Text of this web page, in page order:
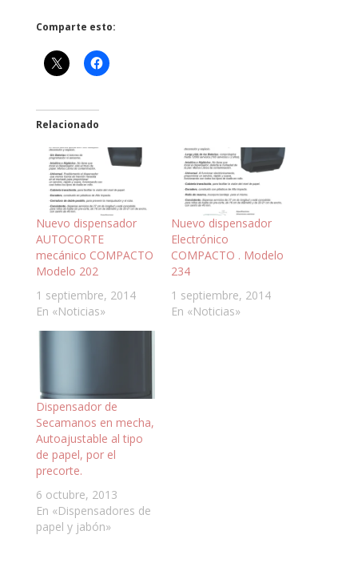
Comparte esto:
Relacionado
Nuevo dispensador
AUTOCORTE
mecánico COMPACTO
Modelo 202
1 septiembre, 2014
En «Noticias»
Nuevo dispensador
Electrónico
COMPACTO . Modelo
234
1 septiembre, 2014
En «Noticias»
Dispensador de
Secamanos en mecha,
Autoajustable al tipo
de papel, por el
precorte.
6 octubre, 2013
En «Dispensadores de
papel y jabón»